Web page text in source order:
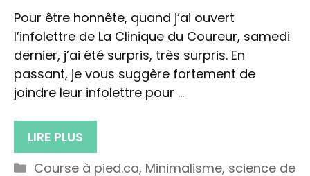
Pour être honnête, quand j’ai ouvert
l’infolettre de La Clinique du Coureur, samedi
dernier, j’ai été surpris, très surpris. En
passant, je vous suggère fortement de
joindre leur infolettre pour …
LIRE PLUS
Catégories
Course à pied.ca, Minimalisme, science de